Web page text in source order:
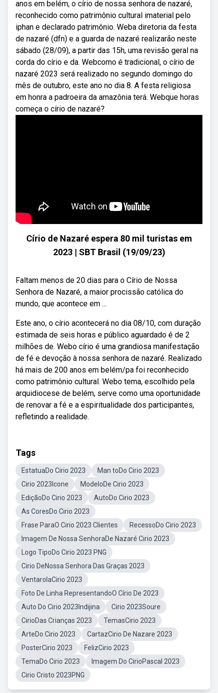
anos em belém, o círio de nossa senhora de nazaré,
reconhecido como patrimônio cultural imaterial pelo
iphan e declarado patrimônio. Weba diretoria da festa
de nazaré (dfn) e a guarda de nazaré realizarão neste
sábado (28/09), a partir das 15h, uma revisão geral na
corda do círio e da. Webcomo é tradicional, o círio de
nazaré 2023 será realizado no segundo domingo do
mês de outubro, este ano no dia 8. A festa religiosa
em honra a padroeira da amazônia terá. Webque horas
começa o círio de nazaré?
Círio de Nazaré espera 80 mil turistas em
2023 | SBT Brasil (19/09/23)
Faltam menos de 20 dias para o Círio de Nossa
Senhora de Nazaré, a maior procissão católica do
mundo, que acontece em ...
Este ano, o círio acontecerá no dia 08/10, com duração
estimada de seis horas e público aguardado é de 2
milhões de. Webo círio é uma grandiosa manifestação
de fé e devoção à nossa senhora de nazaré. Realizado
há mais de 200 anos em belém/pa foi reconhecido
como patrimônio cultural. Webo tema, escolhido pela
arquidiocese de belém, serve como uma oportunidade
de renovar a fé e a espiritualidade dos participantes,
refletindo a realidade.
Tags
EstatuaDo Cirio 2023
Man toDo Cirio 2023
Cirio 2023Icone
ModeloDe Cirio 2023
EdiçãoDo Cirio 2023
AutoDo Cirio 2023
As CoresDo Cirio 2023
Frase ParaO Cirio 2023 Clientes
RecessoDo Cirio 2023
Imagem De Nossa SenhoraDe Nazaré Cirio 2023
Logo TipoDo Cirio 2023 PNG
Cirio DeNossa Senhora Das Graças 2023
VentarolaCirio 2023
Foto De Linha RepresentandoO Círio De 2023
Auto Do Cirio 2023Indijina
Cirio 2023Soure
CirioDas Crianças 2023
TemasCirio 2023
ArteDo Cirio 2023
CartazCirio De Nazare 2023
PosterCirio 2023
FelizCirio 2023
TemaDo Cirio 2023
Imagem Do CirioPascal 2023
Cirio Cristo 2023PNG